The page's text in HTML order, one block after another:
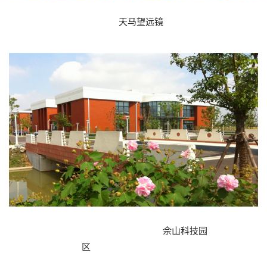
天马望远镜
佘山科技园
区